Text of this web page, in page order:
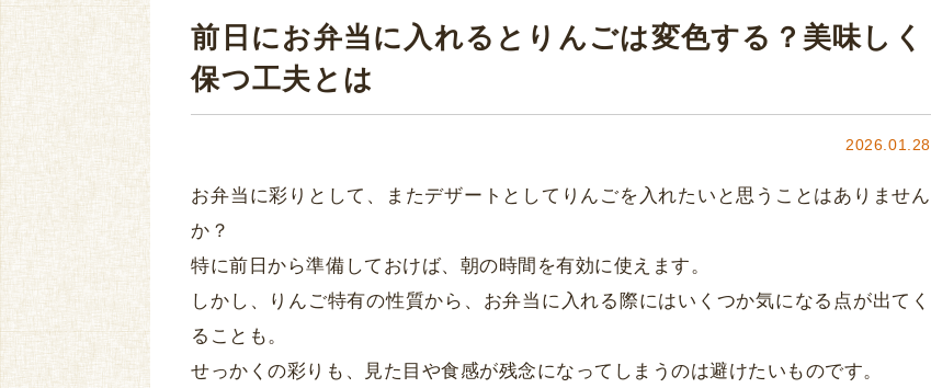
前日にお弁当に入れるとりんごは変色する？美味しく
保つ工夫とは
2026.01.28
お弁当に彩りとして、またデザートとしてりんごを入れたいと思うことはありません
か？
特に前日から準備しておけば、朝の時間を有効に使えます。
しかし、りんご特有の性質から、お弁当に入れる際にはいくつか気になる点が出てく
ることも。
せっかくの彩りも、見た目や食感が残念になってしまうのは避けたいものです。